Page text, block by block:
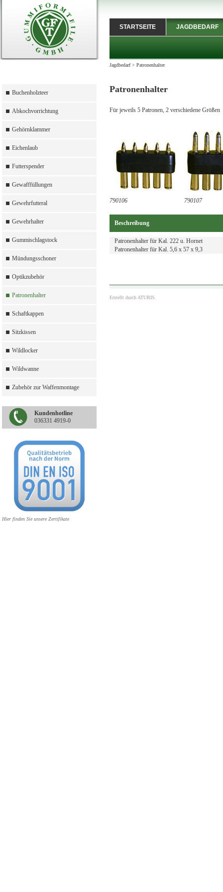
Buchenholzteer
Abkochvorrichtung
Gehörnklammer
Eichenlaub
Futterspender
Gewafffüllungen
Gewehrfutteral
Gewehrhalter
Gummischlagstock
Mündungsschoner
Optikzubehör
Patronenhalter
Schaftkappen
Sitzkissen
Wildlocker
Wildwanne
Zubehör zur Waffenmontage
Kundenhotline
036331 4919-0
Hier finden Sie unsere Zertifikate
STARTSEITE JAGDBEDARF
Jagdbedarf> Patronenhalter
Patronenhalter
Für jeweils 5 Patronen, 2 verschiedene
790106 790107
Beschreibung
Patronenhalter für Kal. 222 u. Hornet
Patronenhalter für Kal. 5,6 x 57 x 9,3
Erstellt durch ATURIS.